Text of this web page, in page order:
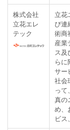
株式会社
立花エレ
テック
立花
び連
術商
産業
ス及
らに
サー
社会
っ
真の
め、
ビス